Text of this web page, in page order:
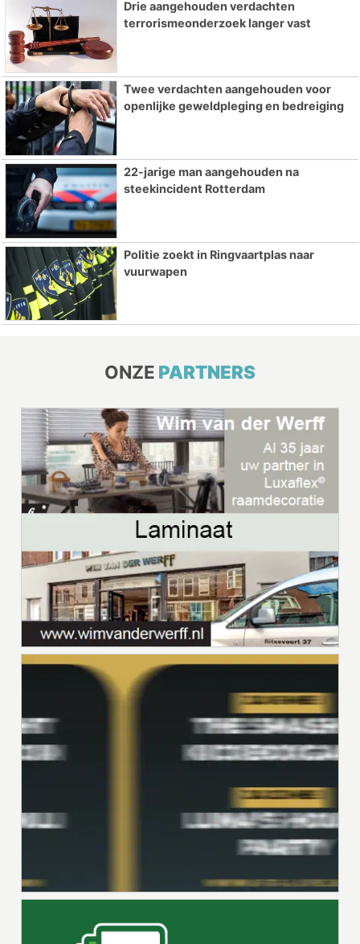
Drie aangehouden verdachten
terrorismeonderzoek langer vast
Twee verdachten aangehouden voor
openlijke geweldpleging en bedreiging
22-jarige man aangehouden na
steekincident Rotterdam
Politie zoekt in Ringvaartplas naar
vuurwapen
ONZE PARTNERS